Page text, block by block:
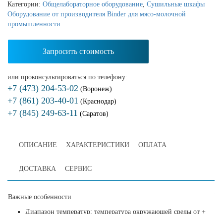
Категории: Общелабораторное оборудование Сушильные шкафы
Оборудование от производителя Binder для мясо-молочной
промышленности
Запросить стоимость
или проконсультироваться по телефону:
+7 (473) 204-53-02 (Воронеж)
+7 (861) 203-40-01 (Краснодар)
+7 (845) 249-63-11 (Саратов)
ОПИСАНИЕ ХАРАКТЕРИСТИКИ ОПЛАТА
ДОСТАВКА СЕРВИС
Важные особенности
Диапазон температур: температура окружающей среды от +